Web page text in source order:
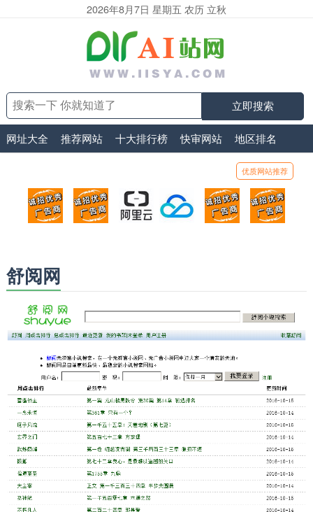
2026年8月7日 星期五 农历 立秋
立即搜索
网址大全 推荐网站 十大排行榜 快审网站 地区排名
优质网站推荐
顶部广告位1
广告位招商_广告位待售
顶部广告位2
广告位招商_广告位待售
阿里云
打折活动、99元/年
腾讯云
优惠打折，99元/年
顶部广告位5
广告位招商_
舒阅网